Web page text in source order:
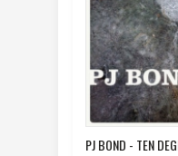
PJ BOND - TEN